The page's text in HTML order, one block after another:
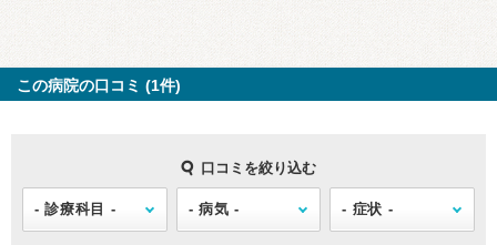
この病院の口コミ (1件)
口コミを絞り込む